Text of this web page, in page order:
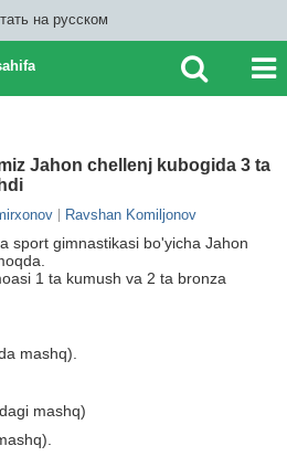
на русском
Jahon chellenj kubogida 3 ta
Ravshan Komiljonov
sport gimnastikasi bo'yicha Jahon
1 ta kumush va 2 ta bronza
mashq).
mashq)